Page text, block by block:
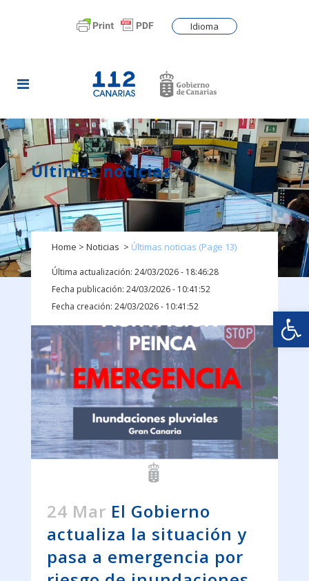
Idioma
Últimas noticias
Home > Noticias > Últimas noticias (Page 13)
Última actualización: 24/03/2026 - 18:46:28
Fecha publicación: 24/03/2026 - 10:41:52
Fecha creación: 24/03/2026 - 10:41:52
24 Mar El Gobierno
actualiza la situación y
pasa a emergencia por